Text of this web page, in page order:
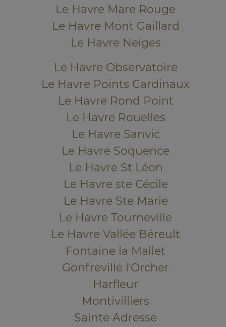
Le Havre Mare Rouge
Le Havre Mont Gaillard
Le Havre Neiges
Le Havre Observatoire
Le Havre Points Cardinaux
Le Havre Rond Point
Le Havre Rouelles
Le Havre Sanvic
Le Havre Soquence
Le Havre St Léon
Le Havre ste Cécile
Le Havre Ste Marie
Le Havre Tourneville
Le Havre Vallée Béreult
Fontaine la Mallet
Gonfreville l'Orcher
Harfleur
Montivilliers
Sainte Adresse